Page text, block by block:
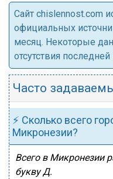
Cайт chislennost.com
официальных
месяц. Некоторые
отсутствия
Часто
⚡ Сколько всего
Микронезии?
Всего в Микронезии
букву Д.